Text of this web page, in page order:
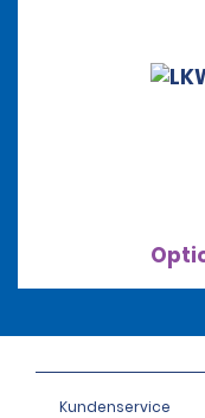
Kundenservice